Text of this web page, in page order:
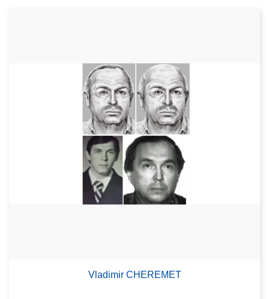
Vladimir CHEREMET